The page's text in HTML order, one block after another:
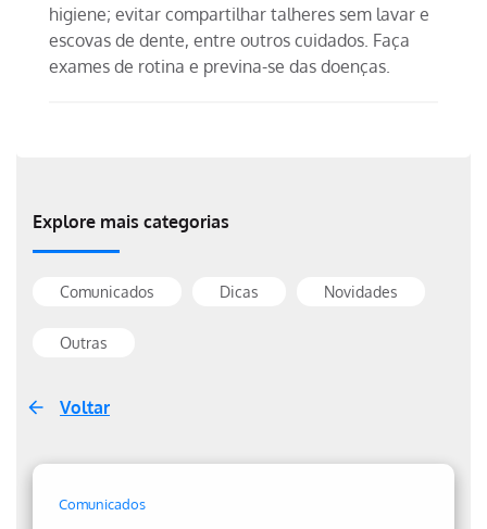
higiene; evitar compartilhar talheres sem lavar e
escovas de dente, entre outros cuidados. Faça
exames de rotina e previna-se das doenças.
Explore mais categorias
Comunicados Dicas Novidades
Outras
Voltar
Comunicados